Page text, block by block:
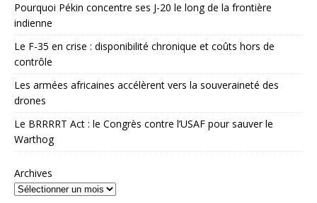
Pourquoi Pékin concentre ses J-20 le long de la frontière
indienne
Le F-35 en crise : disponibilité chronique et coûts hors de
contrôle
Les armées africaines accélèrent vers la souveraineté des
drones
Le BRRRRT Act : le Congrès contre l’USAF pour sauver le
Warthog
Archives